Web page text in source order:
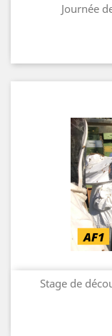
Journée
Stage de